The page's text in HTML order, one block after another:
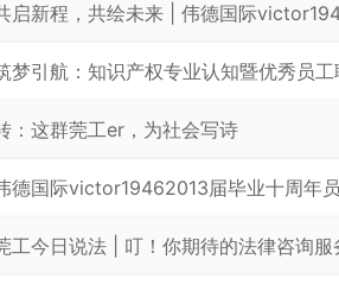
启新程，共绘未来 | ​伟德国际
梦引航：知识产权专业认知暨优秀员
：这群莞工er，为社会写诗
德国际victor19462013届毕业十周年
工今日说法 | 叮！你期待的法律咨询服